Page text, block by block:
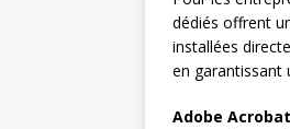
dédiés offrent
installées
en garantissant
Adobe